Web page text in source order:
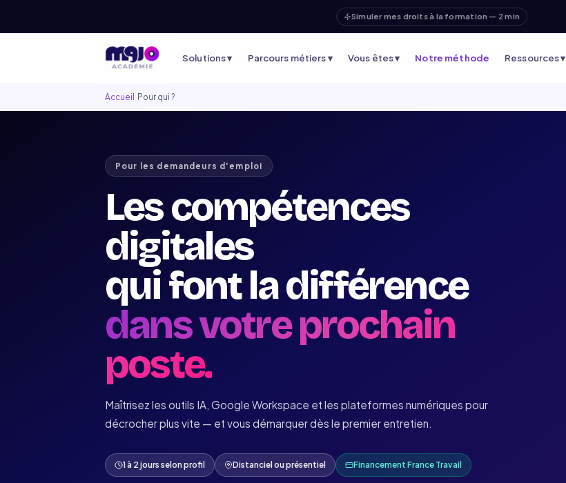
Simuler mes droits à la formation — 2 min
Solutions ▾ Parcours métiers ▾ Vous êtes ▾ Notre méthode Ressources ▾
Accueil Pour qui ?
Pour les demandeurs d'emploi
Les compétences
digitales
qui font la différence
dans votre prochain
poste.
Maîtrisez les outils IA, Google Workspace et les plateformes numériques pour
décrocher plus vite — et vous démarquer dès le premier entretien.
1 à 2 jours selon profil Distanciel ou présentiel Financement France Travail